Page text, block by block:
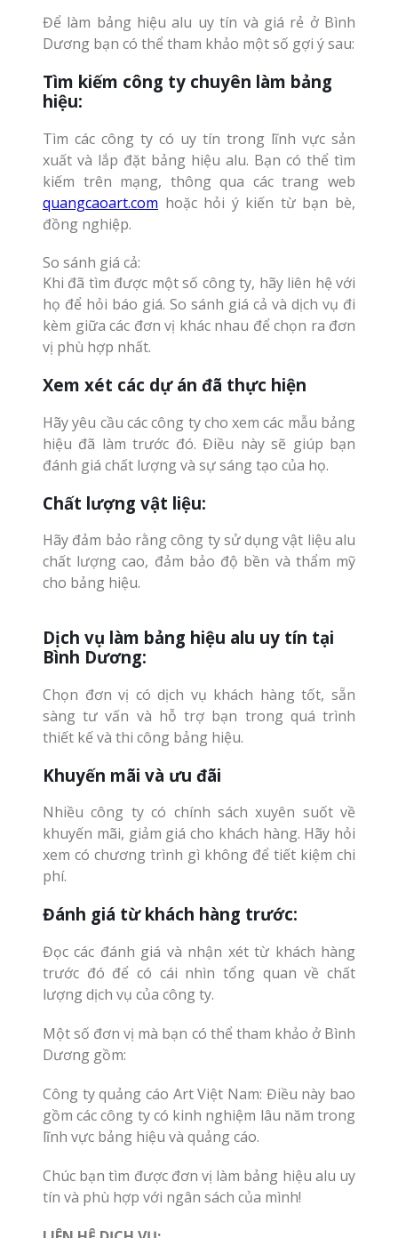
Để làm bảng hiệu alu uy tín và giá rẻ ở Bình
Dương bạn có thể tham khảo một số gợi ý sau:
Tìm kiếm công ty chuyên làm bảng
hiệu:
Tìm các công ty có uy tín trong lĩnh vực sản
xuất và lắp đặt bảng hiệu alu. Bạn có thể tìm
kiếm trên mạng, thông qua các trang web
quangcaoart.com hoặc hỏi ý kiến từ bạn bè,
đồng nghiệp.
So sánh giá cả:
Khi đã tìm được một số công ty, hãy liên hệ với
họ để hỏi báo giá. So sánh giá cả và dịch vụ đi
kèm giữa các đơn vị khác nhau để chọn ra đơn
vị phù hợp nhất.
Xem xét các dự án đã thực hiện
Hãy yêu cầu các công ty cho xem các mẫu bảng
hiệu đã làm trước đó. Điều này sẽ giúp bạn
đánh giá chất lượng và sự sáng tạo của họ.
Chất lượng vật liệu:
Hãy đảm bảo rằng công ty sử dụng vật liệu alu
chất lượng cao, đảm bảo độ bền và thẩm mỹ
cho bảng hiệu.
Dịch vụ làm bảng hiệu alu uy tín tại
Bình Dương:
Chọn đơn vị có dịch vụ khách hàng tốt, sẵn
sàng tư vấn và hỗ trợ bạn trong quá trình
thiết kế và thi công bảng hiệu.
Khuyến mãi và ưu đãi
Nhiều công ty có chính sách xuyên suốt về
khuyến mãi, giảm giá cho khách hàng. Hãy hỏi
xem có chương trình gì không để tiết kiệm chi
phí.
Đánh giá từ khách hàng trước:
Đọc các đánh giá và nhận xét từ khách hàng
trước đó để có cái nhìn tổng quan về chất
lượng dịch vụ của công ty.
Một số đơn vị mà bạn có thể tham khảo ở Bình
Dương gồm:
Công ty quảng cáo Art Việt Nam: Điều này bao
gồm các công ty có kinh nghiệm lâu năm trong
lĩnh vực bảng hiệu và quảng cáo.
Chúc bạn tìm được đơn vị làm bảng hiệu alu uy
tín và phù hợp với ngân sách của mình!